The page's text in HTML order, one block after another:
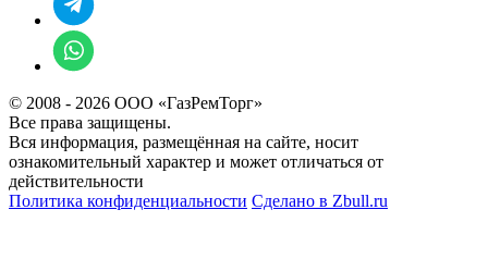
© 2008 - 2026 ООО «ГазРемТорг»
Все права защищены.
Вся информация, размещённая на сайте, носит
ознакомительный характер и может отличаться от
действительности
Политика конфиденциальности Сделано в Zbull.ru